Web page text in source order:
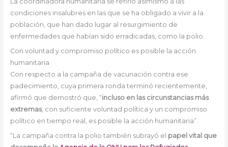
condiciones insalubres en las que se ha obligado a vivir a la
población, que han dado lugar al resurgimiento de
enfermedades que habían sido erradicadas, como la polio.
Con voluntad y compromiso político es posible la acción
humanitaria
Con respecto a la campaña de vacunación contra ese
padecimiento, cuya primera ronda terminó recientemente,
afirmó que demostró que, “incluso en las circunstancias más
extremas, con suficiente voluntad política y un compromiso
político en tiempo real, es posible la acción humanitaria”.
“La campaña contra la polio también subrayó el papel vital que